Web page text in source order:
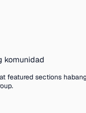
komunidad
featured sections